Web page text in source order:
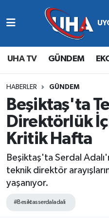
UHA TV GÜNDEM
HABERLER GÜNDEM
Beşiktaş'ta
Direktörlük
Kritik Hafta
Beşiktaş'ta Serdal
teknik direktör
yaşanıyor.
#Besiktasserdaladali
Abone Ol
Gündem
Ekonomi
Magazin
Siyaset
Spor
Yaşam
Nöbetçi Eczaneler
Hava Durumu
Namaz Vakitleri
Trafik Durumu
Süper Lig Puan
Tüm Manşetler
Son Dakika Haberleri